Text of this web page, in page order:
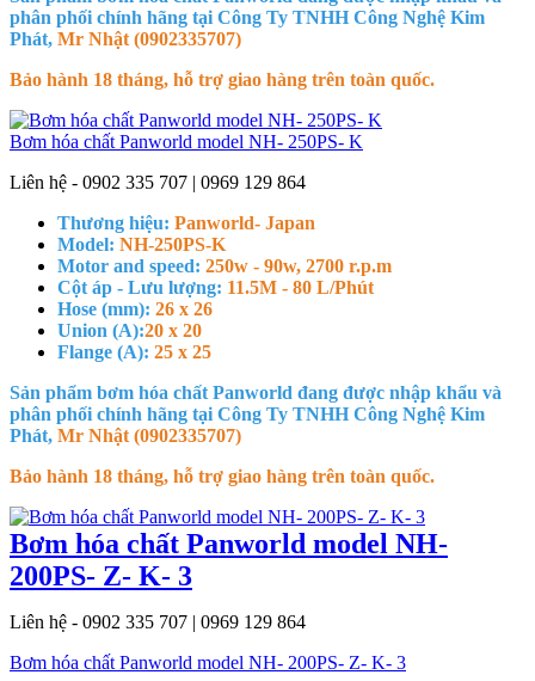
phân phối chính hãng tại Công Ty TNHH Công Nghệ Kim
Phát, Mr Nhật (0902335707)
Bảo hành 18 tháng, hỗ trợ giao hàng trên toàn quốc.
Bơm hóa chất Panworld model NH- 250PS- K
Liên hệ - 0902 335 707 | 0969 129 864
Thương hiệu: Panworld- Japan
Model: NH-250PS-K
Motor and speed: 250w - 90w, 2700 r.p.m
Cột áp - Lưu lượng: 11.5M - 80 L/Phút
Hose (mm): 26 x 26
Union (A):20 x 20
Flange (A): 25 x 25
Sản phẩm bơm hóa chất Panworld đang được nhập khẩu và
phân phối chính hãng tại Công Ty TNHH Công Nghệ Kim
Phát, Mr Nhật (0902335707)
Bảo hành 18 tháng, hỗ trợ giao hàng trên toàn quốc.
Bơm hóa chất Panworld model NH-
200PS- Z- K- 3
Liên hệ - 0902 335 707 | 0969 129 864
Bơm hóa chất Panworld model NH- 200PS- Z- K- 3